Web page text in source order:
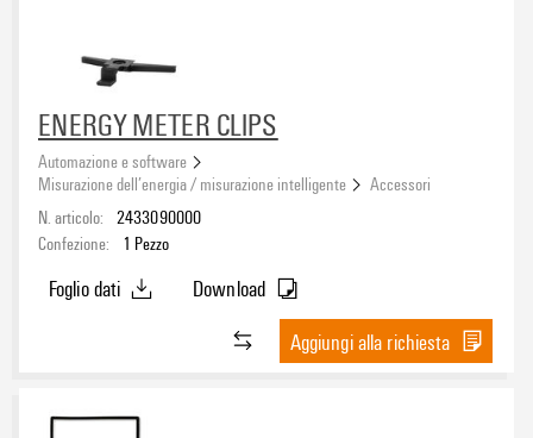
ENERGY METER CLIPS
Automazione e software
Misurazione dell’energia / misurazione intelligente
Accessori
N. articolo: 2433090000
Confezione:
1 Pezzo
Foglio dati
Download
Aggiungi alla richiesta